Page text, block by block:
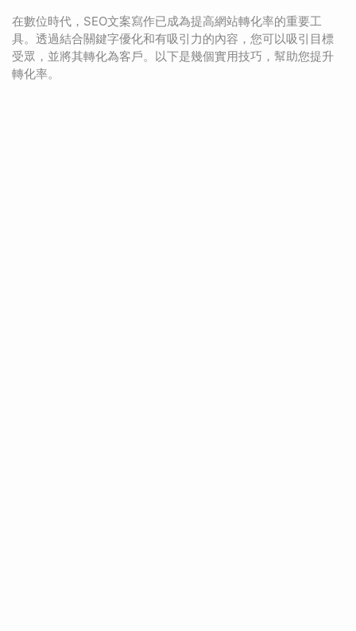
在數位時代，SEO文案寫作已成為提高網站轉化率的重要工
具。透過結合關鍵字優化和有吸引力的內容，您可以吸引目標
受眾，並將其轉化為客戶。以下是幾個實用技巧，幫助您提升
轉化率。